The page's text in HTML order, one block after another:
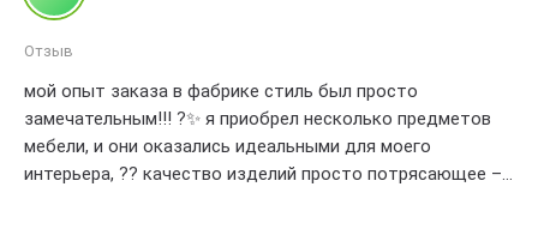
профессионализм сотрудникам компании! Я доволен
отличный опыт покупки! #ФабрикаСТИЛЬ #мебель
#доволен #суперсервис
Отзыв
мой опыт заказа в фабрике стиль был просто
замечательным!!! ?✨ я приобрел несколько предметов
мебели, и они оказались идеальными для моего
интерьера, ?? качество изделий просто потрясающее –